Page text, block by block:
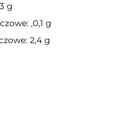
g
,0,1 g
2,4 g